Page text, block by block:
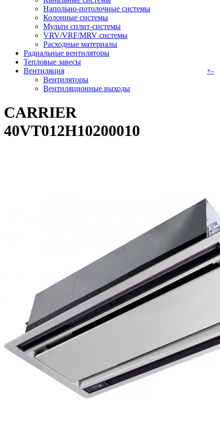
Напольно-потолочные системы
Колонные системы
Мульти сплит-системы
VRV/VRF/MRV системы
Расходные материалы
Радиальные вентиляторы
Тепловые завесы
Вентиляция
+-
Вентиляторы
Вентиляционные выходы
CARRIER
40VT012H10200010